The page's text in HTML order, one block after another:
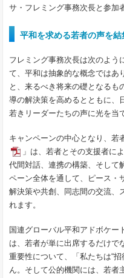
サ・フレミング事務次長と参
平和を求める若者の声を結
フレミング事務次長は次のよう
て、平和は抽象的な概念ではあ
と、来るべき将来の礎となるも
導の解決策を高めるとともに、
若きリーダーたちの声に光を当
キャンペーンの中心となり、若
」は、若者とその支援者に
代間対話、連携の構築、そして
ペーン全体を通して、ピース・
解決策や共創、同志間の交流、
れます。
国連グローバル平和アドボケー
は、若者が単に出席するだけで
重要性について、「私たちは“招
ん。そして公的機関には、若者